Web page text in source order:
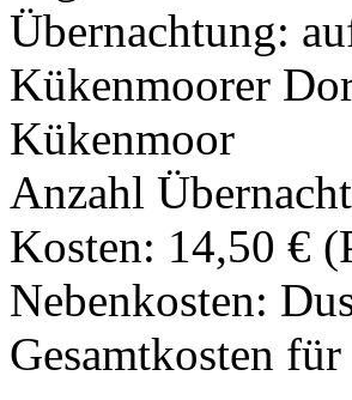
Übernachtung:
Kükenmoorer
Kükenmoor
Anzahl
Kosten: 14,50 €
Nebenkosten:
Gesamtkosten